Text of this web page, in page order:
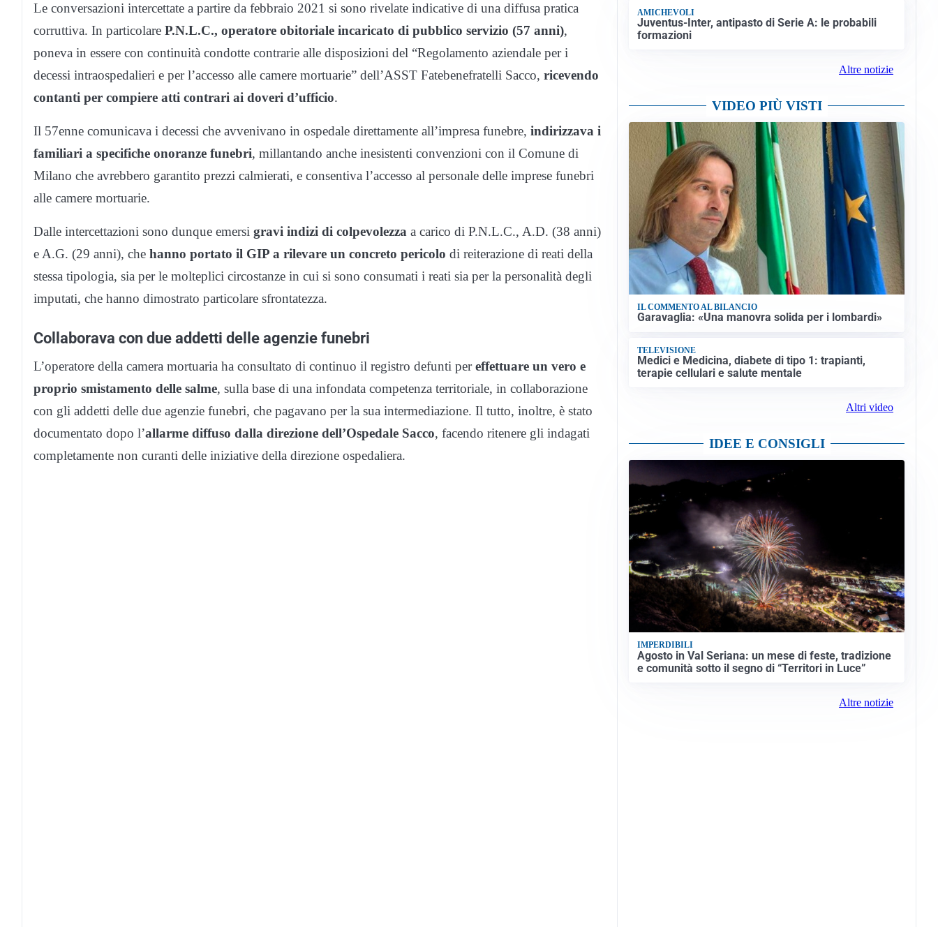
Le conversazioni intercettate a partire da febbraio 2021 si sono rivelate indicative di una diffusa pratica
corruttiva. In particolare P.N.L.C., operatore obitoriale incaricato di pubblico servizio (57 anni),
poneva in essere con continuità condotte contrarie alle disposizioni del “Regolamento aziendale per i
decessi intraospedalieri e per l’accesso alle camere mortuarie” dell’ASST Fatebenefratelli Sacco, ricevendo
contanti per compiere atti contrari ai doveri d’ufficio.
Il 57enne comunicava i decessi che avvenivano in ospedale direttamente all’impresa funebre, indirizzava i
familiari a specifiche onoranze funebri, millantando anche inesistenti convenzioni con il Comune di
Milano che avrebbero garantito prezzi calmierati, e consentiva l’accesso al personale delle imprese funebri
alle camere mortuarie.
Dalle intercettazioni sono dunque emersi gravi indizi di colpevolezza a carico di P.N.L.C., A.D. (38 anni)
e A.G. (29 anni), che hanno portato il GIP a rilevare un concreto pericolo di reiterazione di reati della
stessa tipologia, sia per le molteplici circostanze in cui si sono consumati i reati sia per la personalità degli
imputati, che hanno dimostrato particolare sfrontatezza.
Collaborava con due addetti delle agenzie funebri
L’operatore della camera mortuaria ha consultato di continuo il registro defunti pereffettuare un vero e
proprio smistamento delle salme, sulla base di una infondata competenza territoriale, in collaborazione
con gli addetti delle due agenzie funebri, che pagavano per la sua intermediazione. Il tutto, inoltre, è stato
documentato dopo l’allarme diffuso dalla direzione dell’Ospedale Sacco, facendo ritenere gli indagati
completamente non curanti delle iniziative della direzione ospedaliera.
AMICHEVOLI
Juventus-Inter, antipasto di Serie A: le probabili
formazioni
Altre notizie
VIDEO PIÙ VISTI
IL COMMENTO AL BILANCIO
Garavaglia: «Una manovra solida per i lombardi»
TELEVISIONE
Medici e Medicina, diabete di tipo 1: trapianti,
terapie cellulari e salute mentale
Altri video
IDEE E CONSIGLI
IMPERDIBILI
Agosto in Val Seriana: un mese di feste, tradizione
e comunità sotto il segno di “Territori in Luce”
Altre notizie